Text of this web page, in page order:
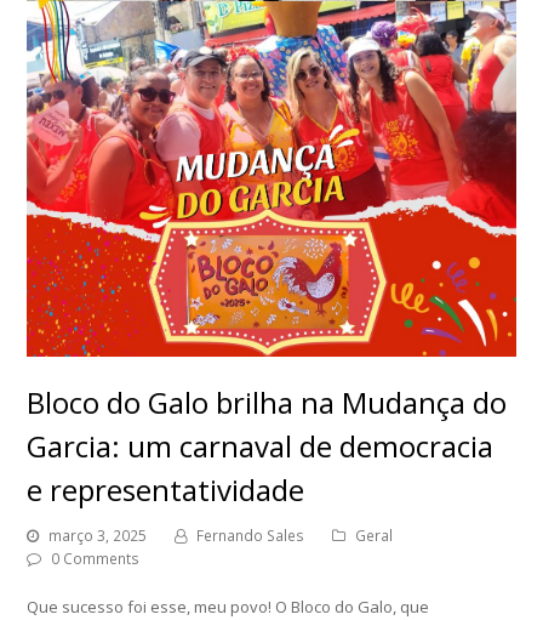
Bloco do Galo brilha na Mudança do
Garcia: um carnaval de democracia
e representatividade
março 3, 2025 Fernando Sales
Geral
0 Comments
Que sucesso foi esse, meu povo! O Bloco do Galo, que